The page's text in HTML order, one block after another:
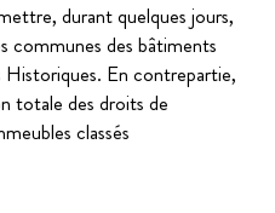
durant quelques jours,
communes des bâtiments
En contrepartie,
totale des droits de
classés